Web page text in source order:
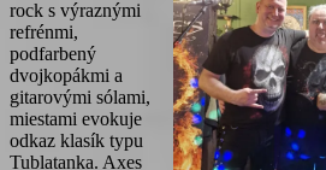
rock s výraznými
refrénmi,
podfarbený
dvojkopákmi a
gitarovými sólami,
miestami evokuje
odkaz klasík typu
Tublatanka. Axes